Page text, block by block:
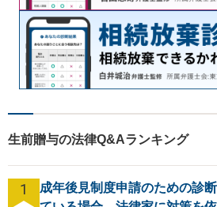
生前贈与の法律Q&Aランキング
1
成年後見制度申請のための診